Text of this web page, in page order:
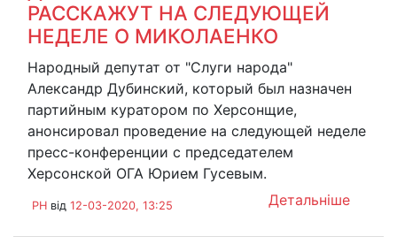
РАССКАЖУТ НА СЛЕДУЮЩЕЙ
НЕДЕЛЕ О МИКОЛАЕНКО
Народный депутат от "Слуги народа"
Александр Дубинский, который был назначен
партийным куратором по Херсонщие,
анонсировал проведение на следующей неделе
пресс-конференции с председателем
Херсонской ОГА Юрием Гусевым.
Детальніше
PH від 12-03-2020, 13:25